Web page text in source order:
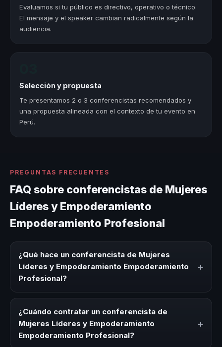
Evaluamos si tu público es directivo, operativo o técnico.
El mensaje y el speaker cambian radicalmente según la
audiencia.
Selección y propuesta
Te presentamos 2 o 3 conferencistas recomendados y
una propuesta alineada con el contexto de tu evento en
Perú.
PREGUNTAS FRECUENTES
FAQ sobre conferencistas de Mujeres
Líderes y Empoderamiento
Empoderamiento Profesional
¿Qué hace un conferencista de Mujeres
Líderes y Empoderamiento Empoderamiento
Profesional?
+
Empoderamiento Profesional es un experto que comparte
conocimiento, estrategias y experiencias sobre este tema
en eventos corporativos, convenciones y seminarios. Su
objetivo es generar reflexión, inspiración y herramientas
¿Cuándo contratar un conferencista de
Mujeres Líderes y Empoderamiento
Empoderamiento Profesional?
+